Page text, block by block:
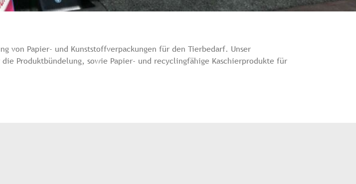
von Papier- und Kunststoffverpackungen für den Tierbedarf. Unser
Produktbündelung, sowie Papier- und recyclingfähige Kaschierprodukte für